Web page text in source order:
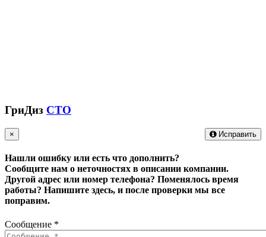
ГриДиз СТО
Исправить
×
Нашли ошибку или есть что дополнить?
Сообщите нам о неточностях в описании компании.
Другой адрес или номер телефона? Поменялось время
работы? Напишите здесь, и после проверки мы все
поправим.
Сообщение *